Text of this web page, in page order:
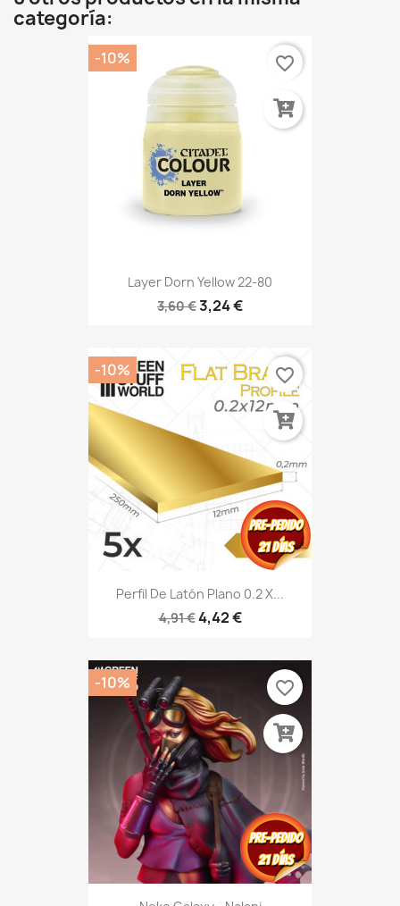
categoría:
Layer Dorn Yellow 22-80
3,60 €3,24 €
-10% favorite_border
Perfil De Latón Plano 0.2 X...
4,91 €4,42 €
-10% favorite_border
-10% favorite_border